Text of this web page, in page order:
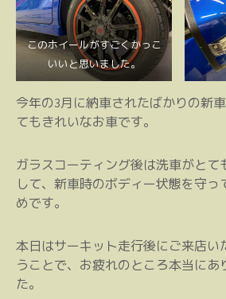
このホイールがすごくかっこ
いいと思いました。
今年の3月に納車されたばかりの新
てもきれいなお車です。
ガラスコーティング後は洗車がとて
して、新車時のボディー状態を守っ
めです。
本日はサーキット走行後にご来店い
うことで、お疲れのところ本当にあ
た。